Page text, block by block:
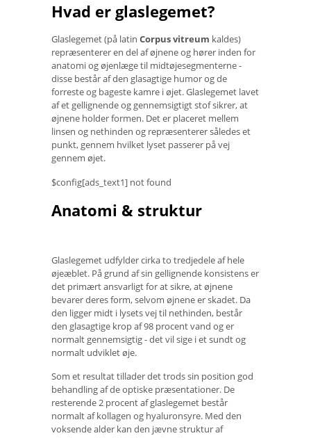
Hvad er glaslegemet?
Glaslegemet (på latin Corpus vitreum kaldes)
repræsenterer en del af øjnene og hører inden for
anatomi og øjenlæge til midtøjesegmenterne -
disse består af den glasagtige humor og de
forreste og bageste kamre i øjet. Glaslegemet lavet
af et gellignende og gennemsigtigt stof sikrer, at
øjnene holder formen. Det er placeret mellem
linsen og nethinden og repræsenterer således et
punkt, gennem hvilket lyset passerer på vej
gennem øjet.
$config[ads_text1] not found
Anatomi & struktur
Glaslegemet udfylder cirka to tredjedele af hele
øjeæblet. På grund af sin gellignende konsistens er
det primært ansvarligt for at sikre, at øjnene
bevarer deres form, selvom øjnene er skadet. Da
den ligger midt i lysets vej til nethinden, består
den glasagtige krop af 98 procent vand og er
normalt gennemsigtig - det vil sige i et sundt og
normalt udviklet øje.
Som et resultat tillader det trods sin position god
behandling af de optiske præsentationer. De
resterende 2 procent af glaslegemet består
normalt af kollagen og hyaluronsyre. Med den
voksende alder kan den jævne struktur af